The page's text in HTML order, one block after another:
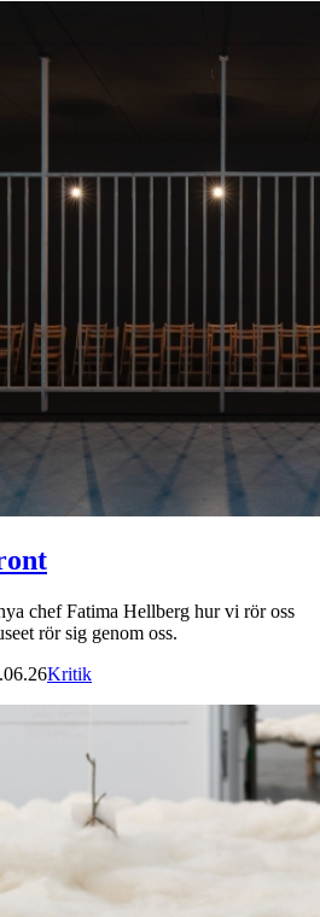
chef Fatima Hellberg hur vi rör oss
rör sig genom oss.
Kritik